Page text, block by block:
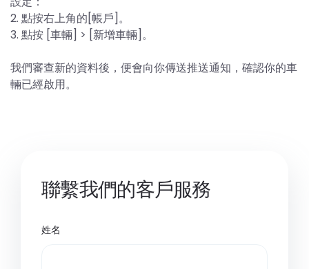
2. 點按右上角的[帳戶]。
3. 點按 [車輛] > [新增車輛]。
我們審查新的資料後，便會向你傳送推送通知，確認你的車
輛已經啟用。
聯繫我們的客戶服務
姓名